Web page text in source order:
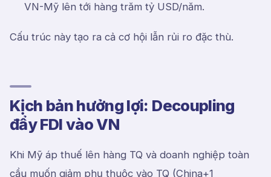
VN-Mỹ lên tới hàng trăm tỷ USD/năm.
Cấu trúc này tạo ra cả cơ hội lẫn rủi ro đặc thù.
Kịch bản hưởng lợi: Decoupling
đẩy FDI vào VN
Khi Mỹ áp thuế lên hàng TQ và doanh nghiệp toàn
cầu muốn giảm phụ thuộc vào TQ (China+1